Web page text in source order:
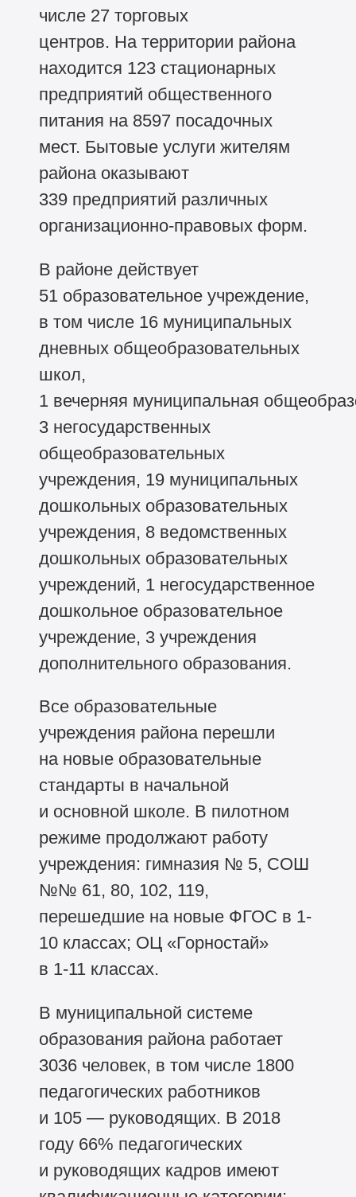
числе 27 торговых
центров. На территории района
находится 123 стационарных
предприятий общественного
питания на 8597 посадочных
мест. Бытовые услуги жителям
района оказывают
339 предприятий различных
организационно-правовых форм.
В районе действует
51 образовательное учреждение,
в том числе 16 муниципальных
дневных общеобразовательных
школ,
1 вечерняя муниципальная
3 негосударственных
общеобразовательных
учреждения, 19 муниципальных
дошкольных образовательных
учреждения, 8 ведомственных
дошкольных образовательных
учреждений, 1 негосударственное
дошкольное образовательное
учреждение, 3 учреждения
дополнительного образования.
Все образовательные
учреждения района перешли
на новые образовательные
стандарты в начальной
и основной школе. В пилотном
режиме продолжают работу
учреждения: гимназия № 5, СОШ
№№ 61, 80, 102, 119,
перешедшие на новые ФГОС в 1-
10 классах; ОЦ «Горностай»
в 1-11 классах.
В муниципальной системе
образования района работает
3036 человек, в том числе 1800
педагогических работников
и 105 — руководящих. В 2018
году 66% педагогических
и руководящих кадров имеют